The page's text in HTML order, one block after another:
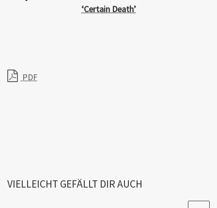
‘Certain Death’
PDF
VIELLEICHT GEFÄLLT DIR AUCH